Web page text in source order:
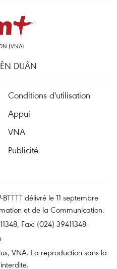
(VNA)
DUÂN
Conditions d'utilisation
Appui
VNA
Publicité
délivré le 11 septembre
et de la Communication.
Fax: (024) 39411348
VNA. La reproduction sans la